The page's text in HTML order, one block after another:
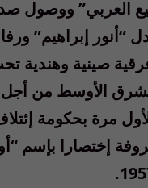
العربي” ووصول
“أنور إبراهيم”
صينية وهندية
الأوسط من أجل
مرة بحكومة
إختصارا بإسم